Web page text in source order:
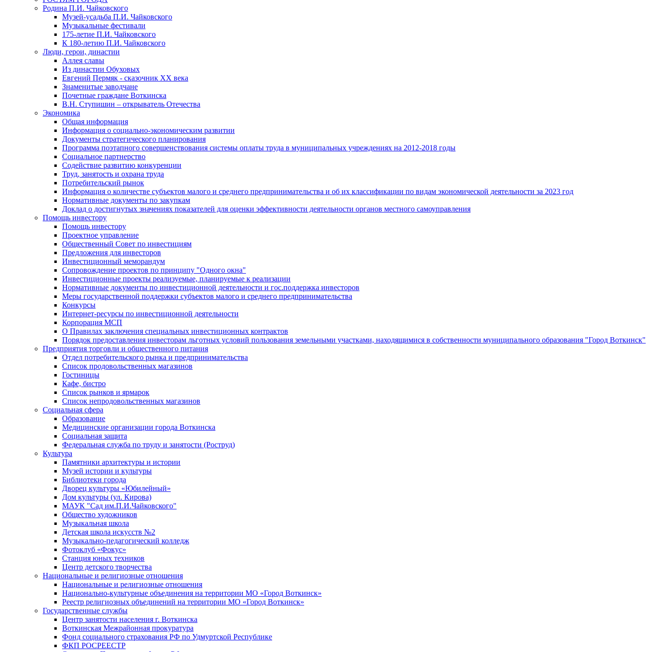
Родина П.И. Чайковского
Музей-усадьба П.И. Чайковского
Музыкальные фестивали
175-летие П.И. Чайковского
К 180-летию П.И. Чайковского
Люди, герои, династии
Аллея славы
Из династии Обуховых
Евгений Пермяк - сказочник XX века
Знаменитые заводчане
Почетные граждане Воткинска
В.Н. Ступишин – открыватель Отечества
Экономика
Общая информация
Информация о социально-экономическим развитии
Документы стратегического планирования
Программа поэтапного совершенствования системы оплаты труда в муниципальных учреждениях на 2012-2018 годы
Социальное партнерство
Содействие развитию конкуренции
Труд, занятость и охрана труда
Потребительский рынок
Информация о количестве субъектов малого и среднего предпринимательства и об их классификации по видам экономической деятельности за 2023 год
Нормативные документы по закупкам
Доклад о достигнутых значениях показателей для оценки эффективности деятельности органов местного самоуправления
Помощь инвестору
Помощь инвестору
Проектное управление
Общественный Совет по инвестициям
Предложения для инвесторов
Инвестиционный меморандум
Сопровождение проектов по принципу "Oдного окна"
Инвестиционные проекты реализуемые, планируемые к реализации
Нормативные документы по инвестиционной деятельности и гос.поддержка инвесторов
Меры государственной поддержки субъектов малого и среднего предпринимательства
Конкурсы
Интернет-ресурсы по инвестиционной деятельности
Корпорация МСП
О Правилах заключения специальных инвестиционных контрактов
Порядок предоставления инвесторам льготных условий пользования земельными участками, находящимися в собственности муниципального образования "Город Воткинск"
Предприятия торговли и общественного питания
Отдел потребительского рынка и предпринимательства
Список продовольственных магазинов
Гостиницы
Кафе, бистро
Cписок рынков и ярмарок
Список непродовольственных магазинов
Социальная сфера
Образование
Медицинские организации города Воткинска
Социальная защита
Федеральная служба по труду и занятости (Роструд)
Культура
Памятники архитектуры и истории
Музей истории и культуры
Библиотеки города
Дворец культуры «Юбилейный»
Дом культуры (ул. Кирова)
МАУК "Сад им.П.И.Чайковского"
Общество художников
Музыкальная школа
Детская школа искусств №2
Музыкально-педагогический колледж
Фотоклуб «Фокус»
Станция юных техников
Центр детского творчества
Национальные и религиозные отношения
Национальные и религиозные отношения
Национально-культурные объединения на территории МО «Город Воткинск»
Реестр религиозных объединений на территории МО «Город Воткинск»
Государственные службы
Центр занятости населения г. Воткинска
Воткинская Межрайонная прокуратура
Фонд социального страхования РФ по Удмуртской Республике
ФКП РОСРЕЕСТР